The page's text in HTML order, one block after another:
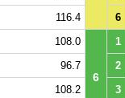
116.4 6
108.0
6
1
96.7 2
108.2 3